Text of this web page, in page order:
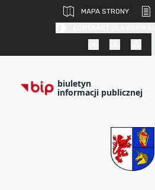
MAPA STRONY
biuletyn
informacji publicznej